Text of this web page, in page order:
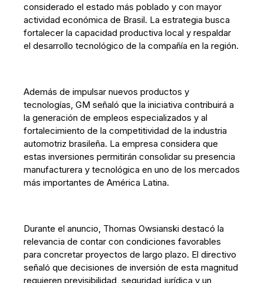
considerado el estado más poblado y con mayor
actividad económica de Brasil. La estrategia busca
fortalecer la capacidad productiva local y respaldar
el desarrollo tecnológico de la compañía en la región.
Además de impulsar nuevos productos y
tecnologías, GM señaló que la iniciativa contribuirá a
la generación de empleos especializados y al
fortalecimiento de la competitividad de la industria
automotriz brasileña. La empresa considera que
estas inversiones permitirán consolidar su presencia
manufacturera y tecnológica en uno de los mercados
más importantes de América Latina.
Durante el anuncio, Thomas Owsianski destacó la
relevancia de contar con condiciones favorables
para concretar proyectos de largo plazo. El directivo
señaló que decisiones de inversión de esta magnitud
requieren previsibilidad, seguridad jurídica y un